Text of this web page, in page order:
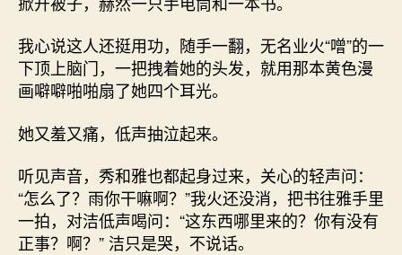
我心说这人还挺用功，随手一翻，无名业火“噌”的一
下顶上脑门，一把拽着她的头发，就用那本黄色漫
画噼噼啪啪扇了她四个耳光。
她又羞又痛，低声抽泣起来。
听见声音，秀和雅也都起身过来，关心的轻声问：
“怎么了？雨你干嘛啊？”我火还没消，把书往雅手里
一拍，对洁低声喝问：“这东西哪里来的？你有没有
正事？啊？” 洁只是哭，不说话。